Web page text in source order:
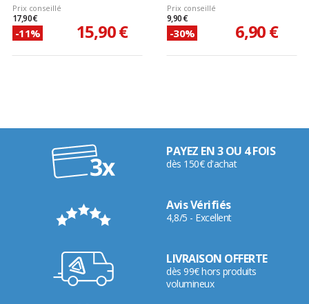
Prix conseillé
17,90 €
-11% 15,90 €
Prix conseillé
9,90 €
-30% 6,90 €
PAYEZ EN 3 OU 4 FOIS
dès 150€ d'achat
Avis Vérifiés
4,8/5 - Excellent
LIVRAISON OFFERTE
dès 99€ hors produits
volumineux